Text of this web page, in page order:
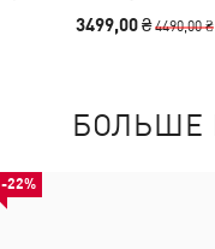
3499,00 ₴4490,00 ₴
БОЛЬШЕ
-22%